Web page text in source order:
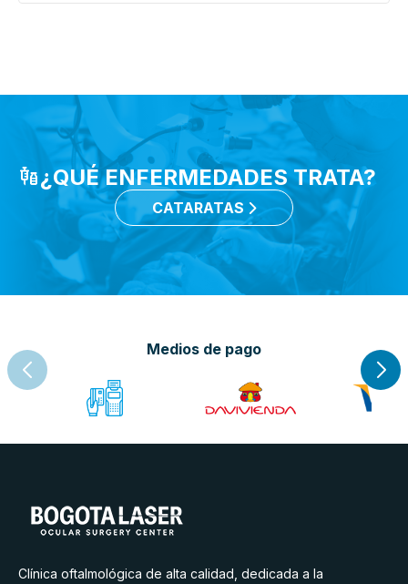
¿QUÉ ENFERMEDADES TRATA?
CATARATAS
Medios de pago
Clínica oftalmológica de alta calidad, dedicada a la